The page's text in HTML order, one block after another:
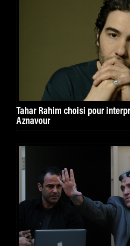
Tahar Rahim choisi pour
Aznavour